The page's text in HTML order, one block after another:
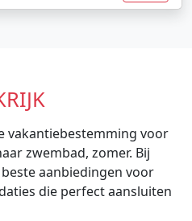
vakantiebestemming voor
zwembad, zomer. Bij
aanbiedingen voor
die perfect aansluiten